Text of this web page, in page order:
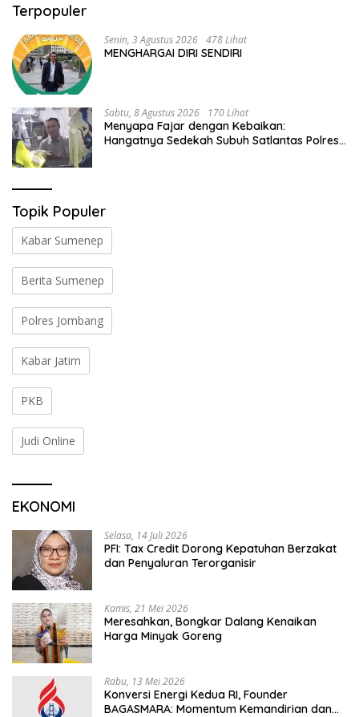
Terpopuler
Senin, 3 Agustus 2026 478 Lihat
MENGHARGAI DIRI SENDIRI
Sabtu, 8 Agustus 2026 170 Lihat
Menyapa Fajar dengan Kebaikan:
Hangatnya Sedekah Subuh Satlantas Polres
Topik Populer
Kabar Sumenep
Berita Sumenep
Polres Jombang
Kabar Jatim
PKB
Judi Online
EKONOMI
Selasa, 14 Juli 2026
PFI: Tax Credit Dorong Kepatuhan Berzakat
dan Penyaluran Terorganisir
Kamis, 21 Mei 2026
Meresahkan, Bongkar Dalang Kenaikan
Harga Minyak Goreng
Rabu, 13 Mei 2026
Konversi Energi Kedua RI, Founder
BAGASMARA: Momentum Kemandirian dan